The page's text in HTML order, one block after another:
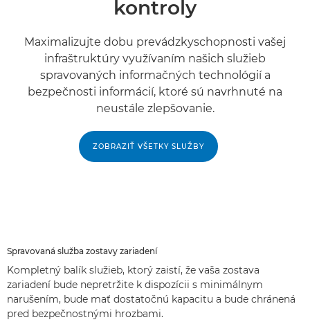
kontroly
Maximalizujte dobu prevádzkyschopnosti vašej
infraštruktúry využívaním našich služieb
spravovaných informačných technológií a
bezpečnosti informácií, ktoré sú navrhnuté na
neustále zlepšovanie.
ZOBRAZIŤ VŠETKY SLUŽBY
Spravovaná služba zostavy zariadení
Kompletný balík služieb, ktorý zaistí, že vaša zostava
zariadení bude nepretržite k dispozícii s minimálnym
narušením, bude mať dostatočnú kapacitu a bude chránená
pred bezpečnostnými hrozbami.